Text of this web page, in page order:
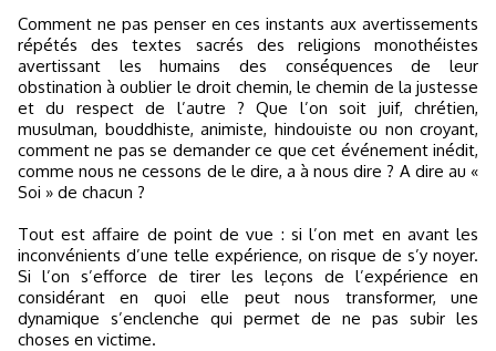
Comment ne pas penser en ces instants aux avertissements
répétés des textes sacrés des religions monothéistes
avertissant les humains des conséquences de leur
obstination à oublier le droit chemin, le chemin de la justesse
et du respect de l’autre ? Que l’on soit juif, chrétien,
musulman, bouddhiste, animiste, hindouiste ou non croyant,
comment ne pas se demander ce que cet événement inédit,
comme nous ne cessons de le dire, a à nous dire ? A dire au «
Soi » de chacun ?
Tout est affaire de point de vue : si l’on met en avant les
inconvénients d’une telle expérience, on risque de s’y noyer.
Si l’on s’efforce de tirer les leçons de l’expérience en
considérant en quoi elle peut nous transformer, une
dynamique s’enclenche qui permet de ne pas subir les
choses en victime.